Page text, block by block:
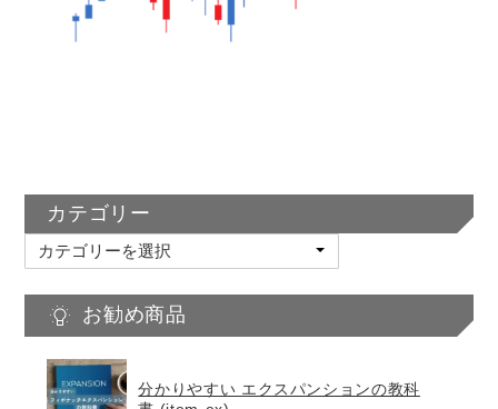
カテゴリー
カ
テ
ゴ
ー
お勧め商品
分かりやすい エクスパンションの教科